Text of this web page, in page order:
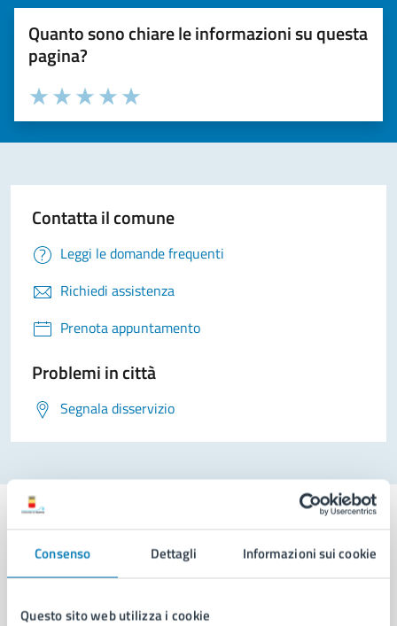
Consenso Dettagli Informazioni sui cookie
Questo sito web utilizza i cookie
Quanto sono chiare le informazioni su questa
pagina?
Valuta la chiarezza delle informazioni (da 1 a 5 stelle)
Seleziona il numero di stelle per valutare la chiarezza delle
Valuta 5 stelle su 5
Valuta 4 stelle su 5
Valuta 3 stelle su 5
Valuta 2 stelle su 5
Valuta 1 stelle su 5
Contatta il comune
Leggi le domande frequenti
Richiedi assistenza
Prenota appuntamento
Problemi in città
Segnala disservizio
Comune di Napoli